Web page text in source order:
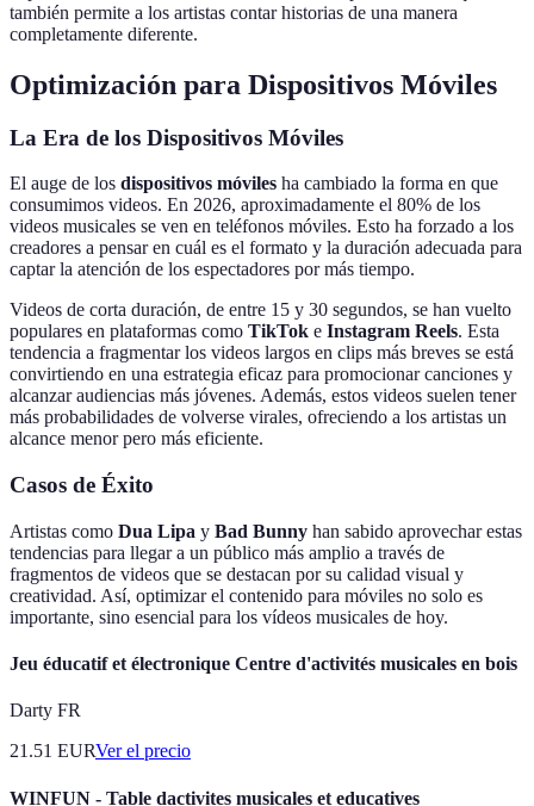
también permite a los artistas contar historias de una manera
completamente diferente.
Optimización para Dispositivos Móviles
La Era de los Dispositivos Móviles
El auge de los dispositivos móviles ha cambiado la forma en que
consumimos videos. En 2026, aproximadamente el 80% de los
videos musicales se ven en teléfonos móviles. Esto ha forzado a los
creadores a pensar en cuál es el formato y la duración adecuada para
captar la atención de los espectadores por más tiempo.
Videos de corta duración, de entre 15 y 30 segundos, se han vuelto
populares en plataformas como TikTok e Instagram Reels. Esta
tendencia a fragmentar los videos largos en clips más breves se está
convirtiendo en una estrategia eficaz para promocionar canciones y
alcanzar audiencias más jóvenes. Además, estos videos suelen tener
más probabilidades de volverse virales, ofreciendo a los artistas un
alcance menor pero más eficiente.
Casos de Éxito
Artistas como Dua Lipa y Bad Bunny han sabido aprovechar estas
tendencias para llegar a un público más amplio a través de
fragmentos de videos que se destacan por su calidad visual y
creatividad. Así, optimizar el contenido para móviles no solo es
importante, sino esencial para los vídeos musicales de hoy.
Jeu éducatif et électronique Centre d'activités musicales en bois
Darty FR
21.51 EURVer el precio
WINFUN - Table dactivites musicales et educatives